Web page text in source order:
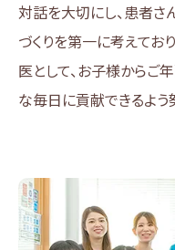
対話を大切にし、患者
づくりを第一に考えてお
医として、お子様からご
な毎日に貢献できるよう